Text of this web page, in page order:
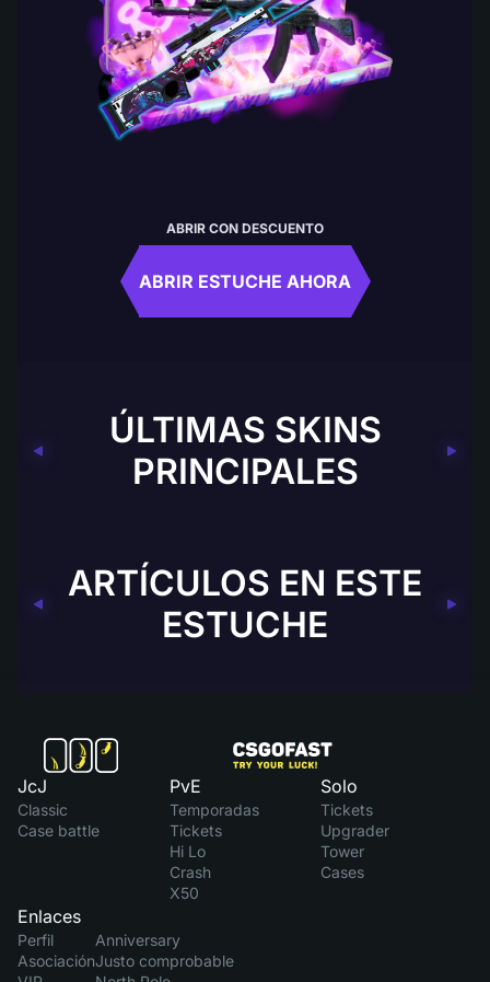
ABRIR CON DESCUENTO
ABRIR ESTUCHE AHORA
ÚLTIMAS SKINS
PRINCIPALES
ARTÍCULOS EN ESTE
ESTUCHE
JcJ
Classic
Case battle
PvE
Temporadas
Tickets
Hi Lo
Crash
X50
Solo
Tickets
Upgrader
Tower
Cases
Enlaces
Perfil
Asociación
Anniversary
Justo comprobable